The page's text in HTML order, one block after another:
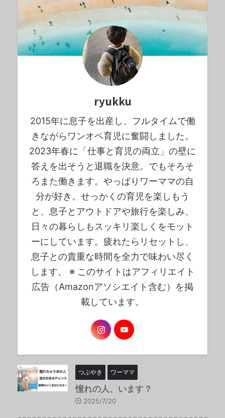
ryukku
2015年に息子を出産し、フルタイムで働
きながらワンオペ育児に奮闘しました。
2023年春に「仕事と育児の両立」の壁に
答えを出そうと退職を決意。でもそろそ
ろまた働きます。やっぱりワーママの自
分が好き。せっかくの育児を楽しもう
と、息子とアウトドアや旅行を楽しみ、
日々の暮らしもスッキリ楽しくをモット
ーにしています。疲れたらリセットし、
息子との貴重な時間を全力で味わい尽く
します。 ※ このサイトはアフィリエイト
広告（Amazonアソシエイト含む）を掲
載しています。
つぶやき ワーママ
憧れの人、います？
2025/7/20